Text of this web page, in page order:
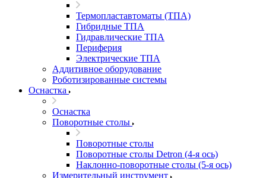
Термопластавтоматы (ТПА)
Гибридные ТПА
Гидравлические ТПА
Периферия
Электрические ТПА
Аддитивное оборудование
Роботизированные системы
Оснастка
Оснастка
Поворотные столы
Поворотные столы
Поворотные столы Detron (4-я ось)
Наклонно-поворотные столы (5-я ось)
Измерительный инструмент